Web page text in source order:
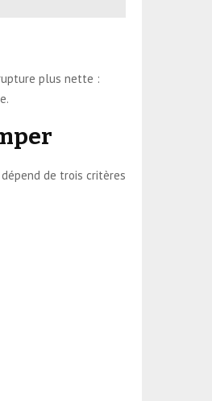
plus nette :
de trois critères